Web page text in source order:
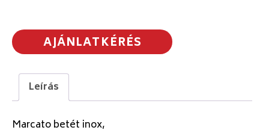
AJÁNLATKÉRÉS
Leírás
Marcato betét inox,